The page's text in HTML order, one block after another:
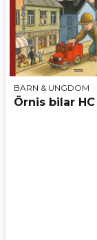
BARN & UNGDOM
Örnis bilar HC